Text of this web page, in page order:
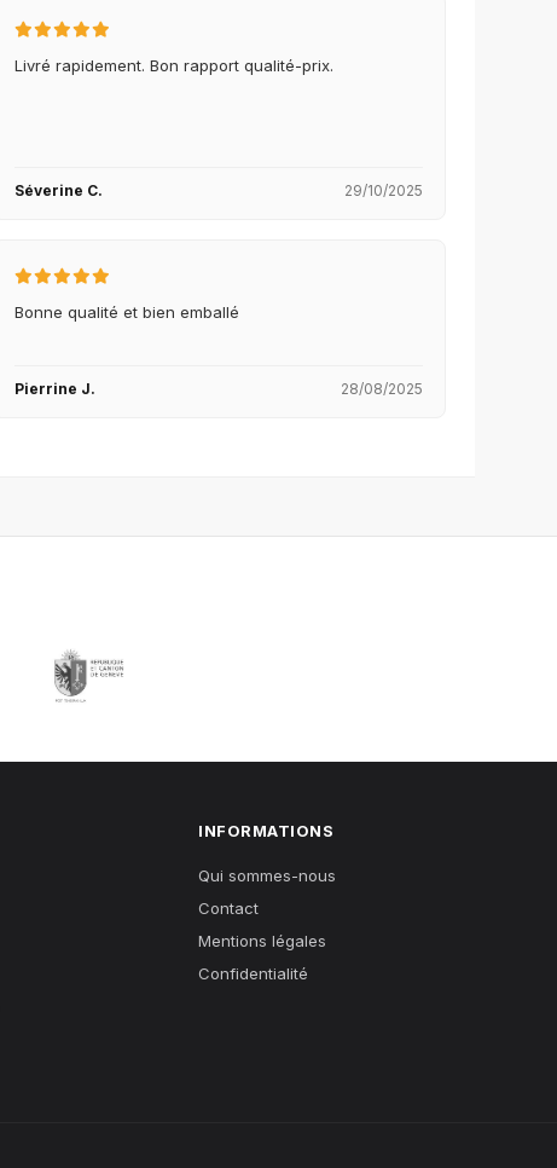
Livré rapidement. Bon rapport qualité-prix.
Séverine C. 29/10/2025
Bonne qualité et bien emballé
Pierrine J. 28/08/2025
INFORMATIONS
Qui sommes-nous
Contact
Mentions légales
Confidentialité